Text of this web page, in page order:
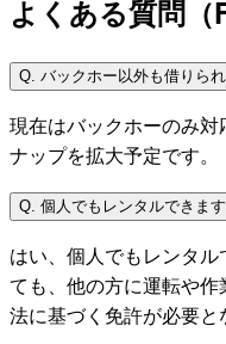
よくある質問（
Q. バックホー以外も借りら
現在はバックホーのみ
ナップを拡大予定です。
Q. 個人でもレンタルできます
はい、個人でもレンタ
ても、他の方に運転や
法に基づく免許が必要と